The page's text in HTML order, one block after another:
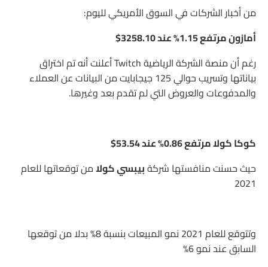
من أخبار الشركات في السوق الأمريكي لليوم:
أمازون مرتفع 1.15% عند 3258.10$
رغم أن منصة الشركة الرياضية Twitch أعلنت أنه تم اختراق
بياناتها وتسريب حوالي 125 جيجابايت من البيانات عن العملاء
والمدفوعات والعروض التي لم تقدم بعد وغيرها.
كوكا كولا مرتفع 0.86% عند 53.54$
حيث حسنت منافستها شركةبيبسي كولامن توقعاتها للعام
2021
وتتوقع للعام 2021 نمو المبيعات بنسبة 8% بدلا من توقعها
السابق عند نمو 6%